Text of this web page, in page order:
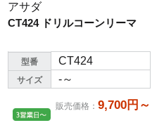
アサダ
CT424 ドリルコーンリーマ
型番 CT424
サイズ -～
販売価格 ： 9,700円～